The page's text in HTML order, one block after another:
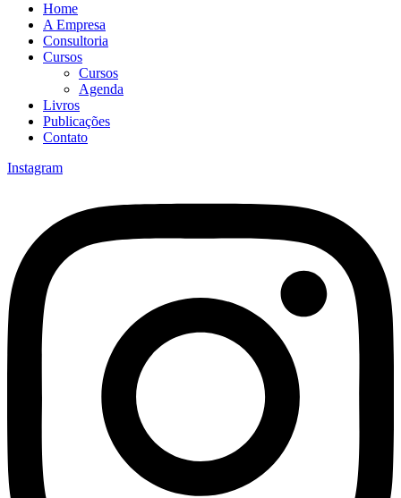
Home
A Empresa
Consultoria
Cursos
Cursos
Agenda
Livros
Publicações
Contato
Instagram